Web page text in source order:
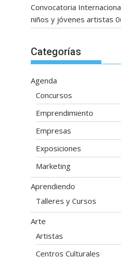
Convocatoria
niños y jóvenes artistas
Categorías
Agenda
Concursos
Emprendimiento
Empresas
Exposiciones
Marketing
Aprendiendo
Talleres y Cursos
Arte
Artistas
Centros Culturales